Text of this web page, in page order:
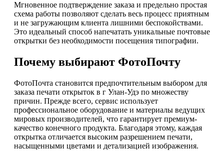
Мгновенное подтверждение заказа и предельно простая
схема работы позволяют сделать весь процесс приятным
и не загружающим клиента лишними беспокойствами.
Это идеальный способ напечатать уникальные почтовые
открытки без необходимости посещения типографии.
Почему выбирают ФотоПочту
ФотоПочта становится предпочтительным выбором для
заказа печати открыток в г Улан-Удэ по множеству
причин. Прежде всего, сервис использует
профессиональное оборудование и материалы ведущих
мировых производителей, что гарантирует премиум-
качество конечного продукта. Благодаря этому, каждая
открытка отличается высоким разрешением печати,
насыщенными цветами и детализацией изображения.